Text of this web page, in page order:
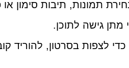
גישה לתוכן.
לצפות בסרטון, להוריד